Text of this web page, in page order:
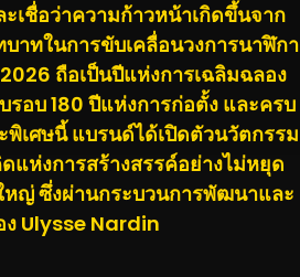
เชื่อว่าความก้าวหน้าเกิดขึ้นจาก
าทในการขับเคลื่อนวงการนาฬิกา
ถือเป็นปีแห่งการเฉลิมฉลอง
อบ 180 ปีแห่งการก่อตั้ง และครบ
พิเศษนี้ แบรนด์ได้เปิดตัวนวัตกรรม
ห่งการสร้างสรรค์อย่างไม่หยุด
ญ่ ซึ่งผ่านกระบวนการพัฒนาและ
Ulysse Nardin